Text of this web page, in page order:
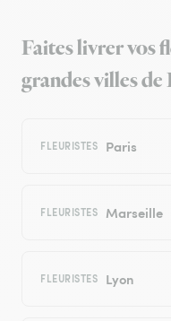
Faites livrer vos
grandes villes de
FLEURISTES Paris
FLEURISTES Marseille
FLEURISTES Lyon